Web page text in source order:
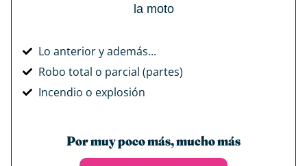
la moto
Lo anterior y además...
Robo total o parcial (partes)
Incendio o explosión
Por muy poco más, mucho más